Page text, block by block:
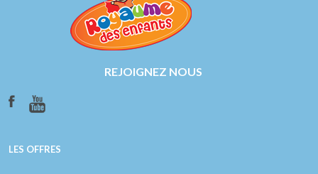
REJOIGNEZ NOUS
LES OFFRES